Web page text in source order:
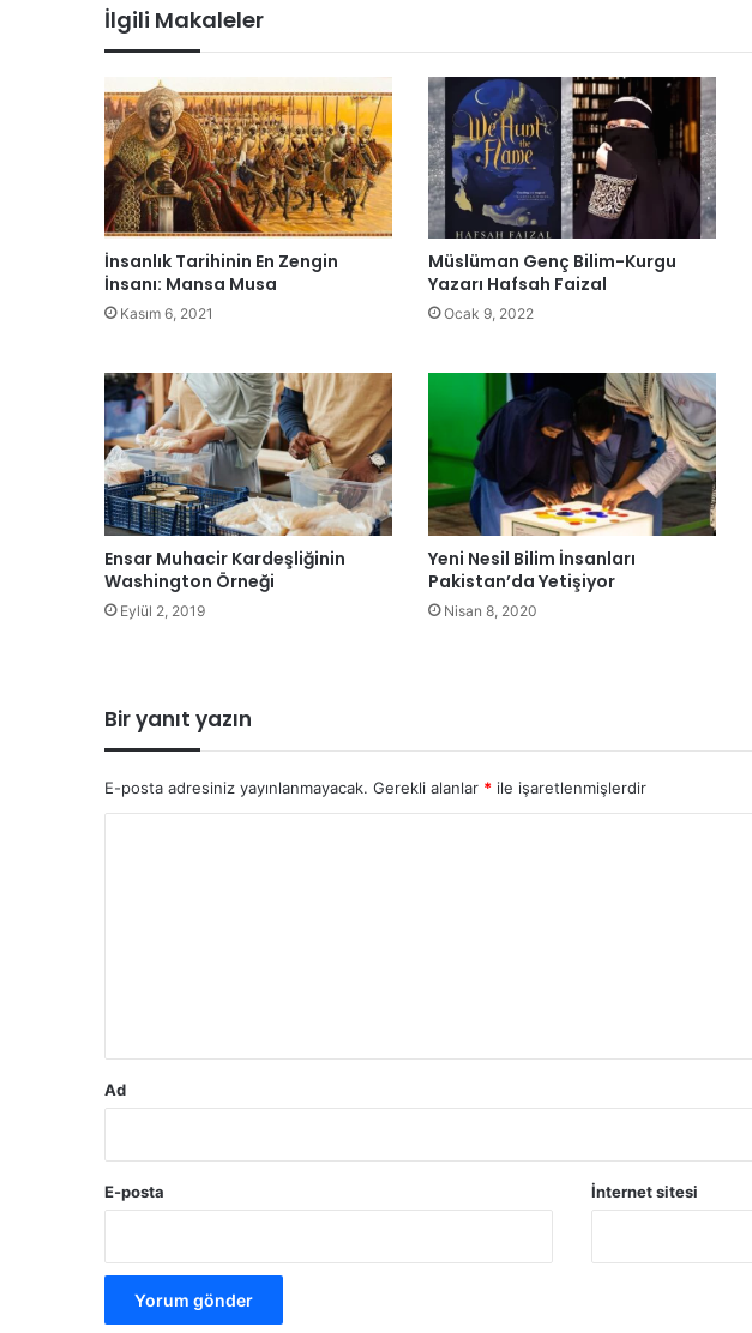
İlgili Makaleler
İnsanlık Tarihinin En Zengin
İnsanı: Mansa Musa
Kasım 6, 2021
Müslüman Genç Bilim-Kurgu
Yazarı Hafsah Faizal
Ocak 9, 2022
Ensar Muhacir Kardeşliğinin
Washington Örneği
Eylül 2, 2019
Yeni Nesil Bilim İnsanları
Pakistan’da Yetişiyor
Nisan 8, 2020
Bir yanıt yazın
E-posta adresiniz yayınlanmayacak. Gerekli alanlar * ile işaretlenmişlerdir
Ad
E-posta İnternet sitesi